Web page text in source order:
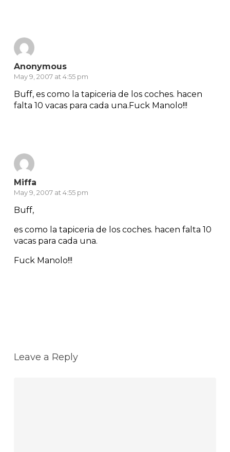
Anonymous
May 9, 2007 at 4:55 pm
Buff, es como la tapiceria de los coches. hacen
falta 10 vacas para cada una.Fuck Manolo!!!
Miffa
May 9, 2007 at 4:55 pm
Buff,
es como la tapiceria de los coches. hacen falta 10
vacas para cada una.
Fuck Manolo!!!
Leave a Reply